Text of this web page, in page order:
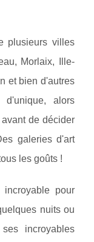
plusieurs villes
Morlaix, Ille-
et bien d'autres
alors
de décider
galeries d'art
les goûts !
pour
nuits ou
incroyables